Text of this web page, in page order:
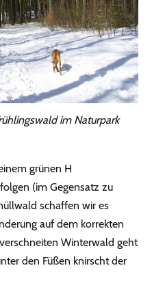
im Naturpark
grünen H
(im Gegensatz zu
schaffen wir es
auf dem korrekten
Winterwald geht
den Füßen knirscht der